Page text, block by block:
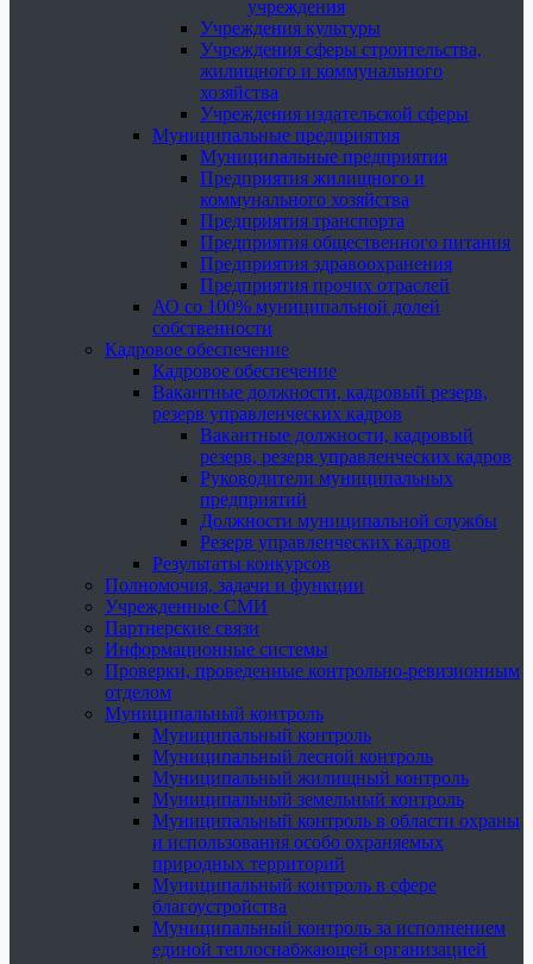
учреждения
Учреждения культуры
Учреждения сферы строительства,
жилищного и коммунального
хозяйства
Учреждения издательской сферы
Муниципальные предприятия
Муниципальные предприятия
Предприятия жилищного и
коммунального хозяйства
Предприятия транспорта
Предприятия общественного питания
Предприятия здравоохранения
Предприятия прочих отраслей
АО со 100% муниципальной долей
собственности
Кадровое обеспечение
Кадровое обеспечение
Вакантные должности, кадровый резерв,
резерв управленческих кадров
Вакантные должности, кадровый
резерв, резерв управленческих кадров
Руководители муниципальных
предприятий
Должности муниципальной службы
Резерв управленческих кадров
Результаты конкурсов
Полномочия, задачи и функции
Учрежденные СМИ
Партнерские связи
Информационные системы
Проверки, проведенные контрольно-ревизионным
отделом
Муниципальный контроль
Муниципальный контроль
Муниципальный лесной контроль
Муниципальный жилищный контроль
Муниципальный земельный контроль
Муниципальный контроль в области охраны
и использования особо охраняемых
природных территорий
Муниципальный контроль в сфере
благоустройства
Муниципальный контроль за исполнением
единой теплоснабжающей организацией